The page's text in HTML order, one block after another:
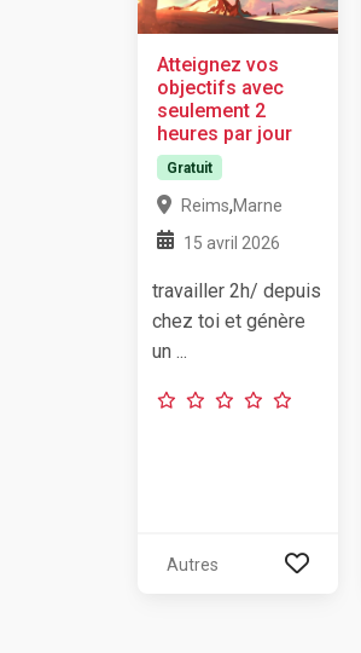
Atteignez vos
objectifs avec
seulement 2
heures par jour
Gratuit
Reims,Marne
15 avril 2026
travailler 2h/ depuis
chez toi et génère
un ...
Autres